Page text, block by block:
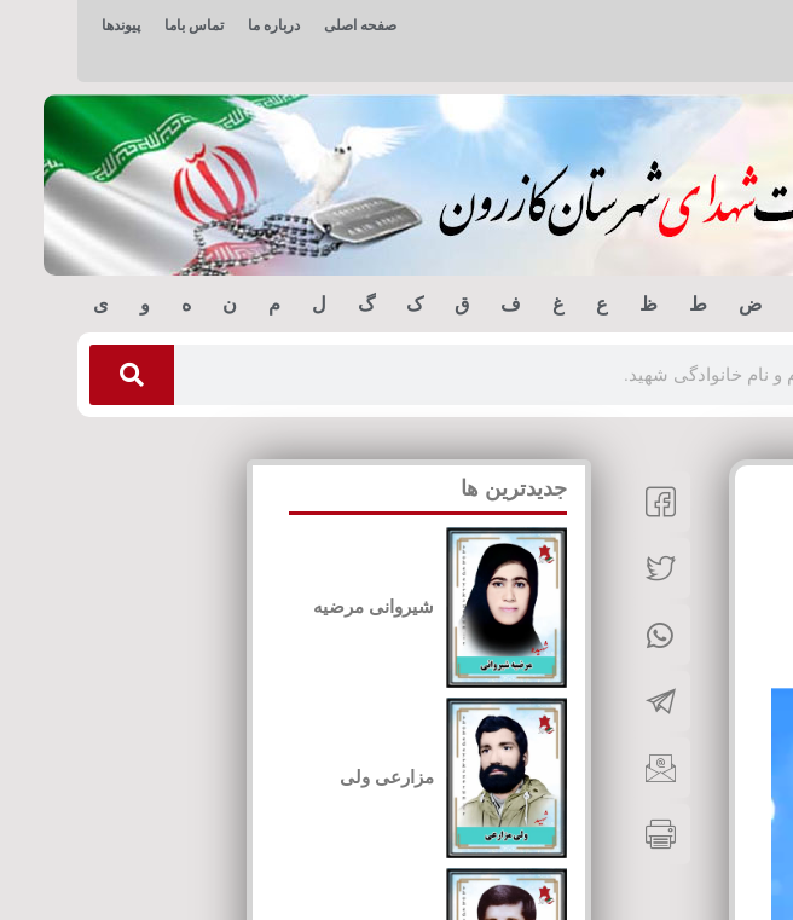
صفحه اصلی درباره ما تماس باما پیوندها
ض ط ظ ع غ ف ق ک گ ل م ن ه و ی
جدیدترین ها
شیروانی مرضیه
مزارعی ولی